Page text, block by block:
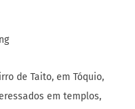
de Taito, em Tóquio,
em templos,